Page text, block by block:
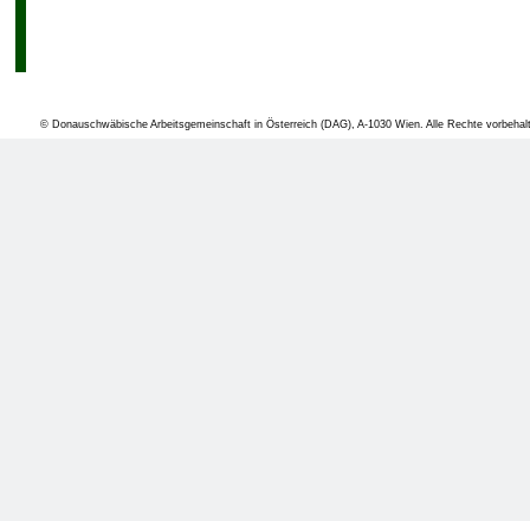
© Donauschwäbische Arbeitsgemeinschaft in Österreich (DAG), A-1030 Wien. Alle Rechte